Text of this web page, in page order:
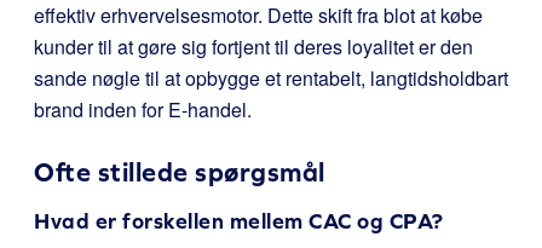
effektiv erhvervelsesmotor. Dette skift fra blot at købe
kunder til at gøre sig fortjent til deres loyalitet er den
sande nøgle til at opbygge et rentabelt, langtidsholdbart
brand inden for E-handel.
Ofte stillede spørgsmål
Hvad er forskellen mellem CAC og CPA?